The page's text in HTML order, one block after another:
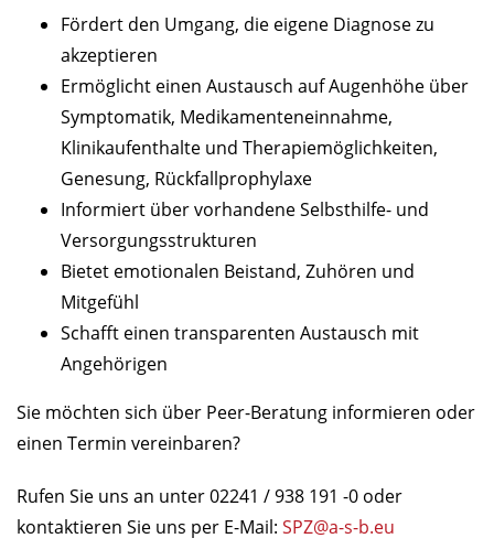
Fördert den Umgang, die eigene Diagnose zu
akzeptieren
Ermöglicht einen Austausch auf Augenhöhe über
Symptomatik, Medikamenteneinnahme,
Klinikaufenthalte und Therapiemöglichkeiten,
Genesung, Rückfallprophylaxe
Informiert über vorhandene Selbsthilfe- und
Versorgungsstrukturen
Bietet emotionalen Beistand, Zuhören und
Mitgefühl
Schafft einen transparenten Austausch mit
Angehörigen
Sie möchten sich über Peer-Beratung informieren oder
einen Termin vereinbaren?
Rufen Sie uns an unter 02241 / 938 191 -0 oder
kontaktieren Sie uns per E-Mail: SPZ@a-s-b.eu